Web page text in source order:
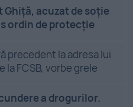
Ghiță, acuzat de soție
ordin de protecție
precedent la adresa lui
la FCSB, vorbe grele
a drogurilor.